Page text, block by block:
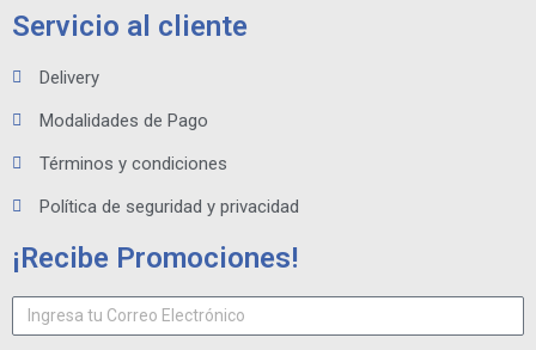
Servicio al cliente
Delivery
Modalidades de Pago
Términos y condiciones
Política de seguridad y privacidad
¡Recibe Promociones!